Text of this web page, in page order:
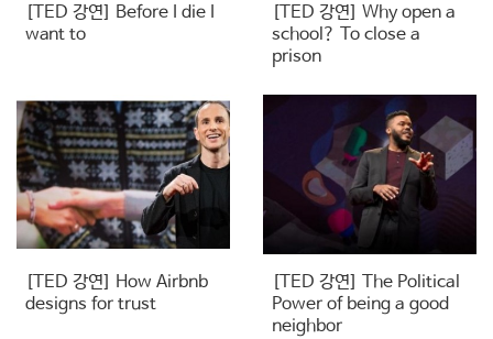
[TED 강연] Before I die I
want to
[TED 강연] Why open a
school? To close a
prison
[TED 강연] How Airbnb
designs for trust
[TED 강연] The Political
Power of being a good
neighbor